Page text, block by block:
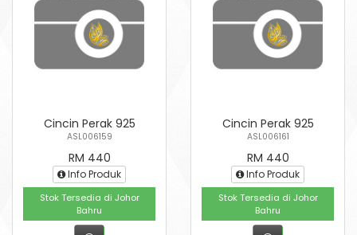
Cincin Perak 925
ASL006159
RM 440
Info Produk
Stok Tersedia di Johor
Bahru
Cincin Perak 925
ASL006161
RM 440
Info Produk
Stok Tersedia di Johor
Bahru